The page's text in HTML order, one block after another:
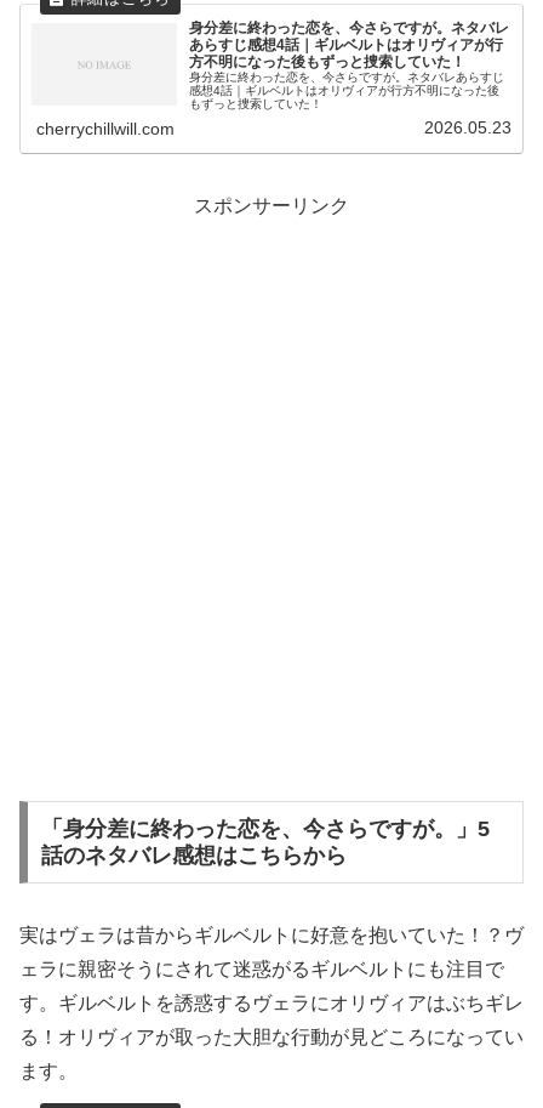
身分差に終わった恋を、今さらですが。ネタバレ
あらすじ感想4話｜ギルベルトはオリヴィアが行
方不明になった後もずっと捜索していた！
身分差に終わった恋を、今さらですが。ネタバレあらすじ
感想4話｜ギルベルトはオリヴィアが行方不明になった後
もずっと捜索していた！
cherrychillwill.com 2026.05.23
スポンサーリンク
「身分差に終わった恋を、今さらですが。」5
話のネタバレ感想はこちらから
実はヴェラは昔からギルベルトに好意を抱いていた！？ヴ
ェラに親密そうにされて迷惑がるギルベルトにも注目で
す。ギルベルトを誘惑するヴェラにオリヴィアはぶちギレ
る！オリヴィアが取った大胆な行動が見どころになってい
ます。